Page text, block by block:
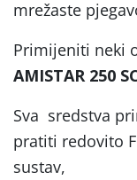
mrežaste
Primijeniti neki
AMISTAR 250
Sva sredstva
pratiti redovito
sustav,